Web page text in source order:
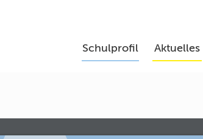
Schulprofil Aktuelles